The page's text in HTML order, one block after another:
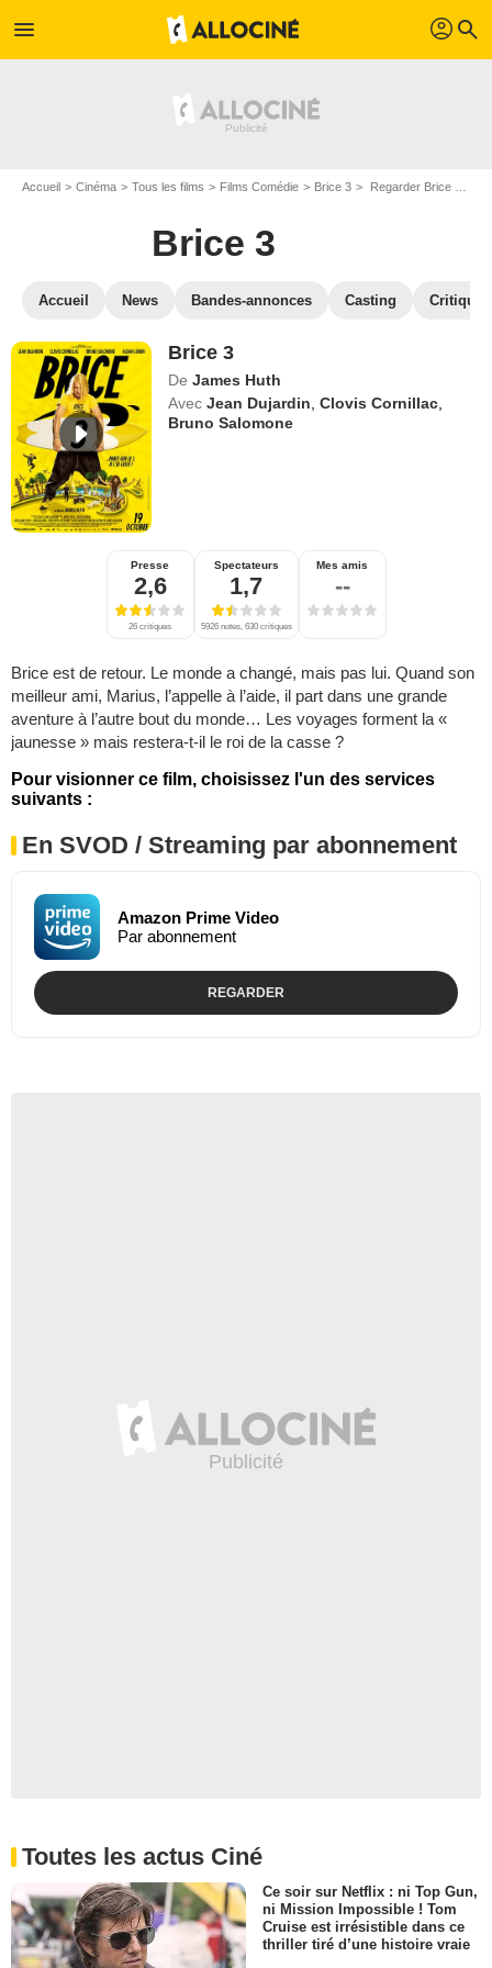
menu profil search
Accueil Cinéma Tous les films Films Comédie Brice 3 Regarder Brice 3 en SVOD
Brice 3
Accueil News Bandes-annonces Casting
Brice 3
De James Huth
Avec Jean Dujardin ,Clovis Cornillac
Bruno Salomone
Presse
2,6
26 critiques
Spectateurs
1,7
5926 notes, 630 critiques
Mes amis
--
Brice est de retour. Le monde a changé, mais pas lui. Quand son
meilleur ami, Marius, l’appelle à l’aide, il part dans une grande
aventure à l’autre bout du monde… Les voyages forment la «
jaunesse » mais restera-t-il le roi de la casse ?
Pour visionner ce film, choisissez l'un des services
suivants :
En SVOD / Streaming par abonnement
Amazon Prime Video
Par abonnement
REGARDER
Toutes les actus Ciné
Ce soir sur Netflix : ni Top Gun,
ni Mission Impossible ! Tom
Cruise est irrésistible dans ce
thriller tiré d’une histoire vraie